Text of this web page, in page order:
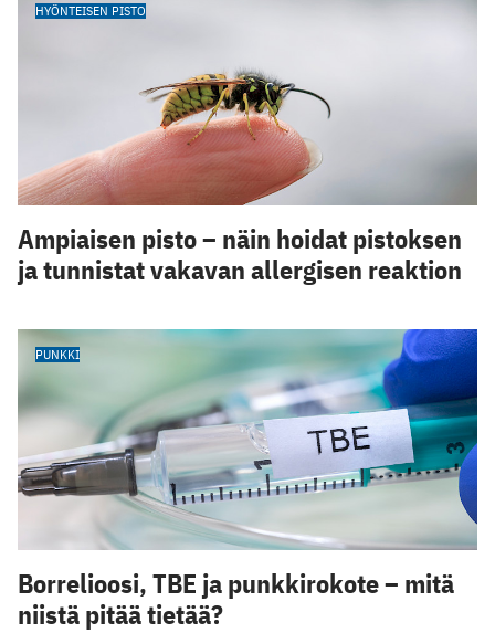
HYÖNTEISEN PISTO
Ampiaisen pisto – näin hoidat pistoksen
ja tunnistat vakavan allergisen reaktion
PUNKKI
Borrelioosi, TBE ja punkkirokote – mitä
niistä pitää tietää?